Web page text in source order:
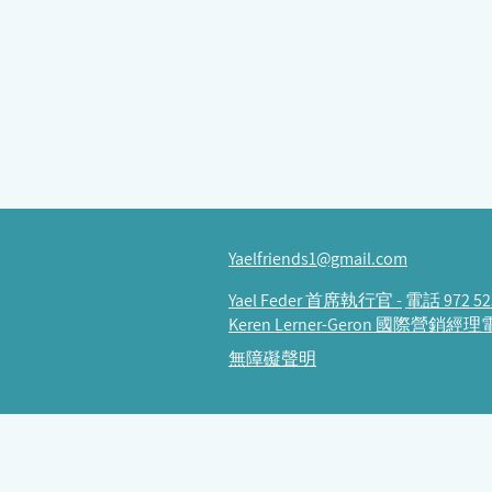
Yaelfriends1@gmail.com
Yael Feder 首席執行官 -電話 972
Keren Lerner-Geron 國際營銷經理
無障礙聲明